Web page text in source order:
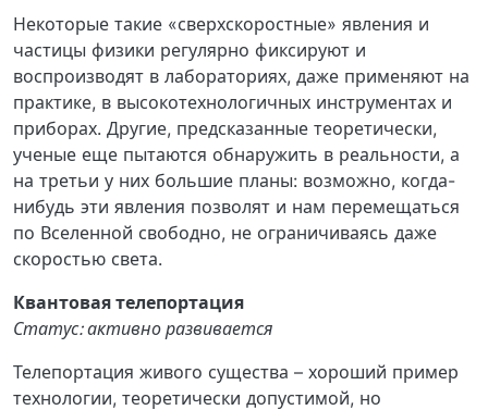
Некоторые такие «сверхскоростные» явления и
частицы физики регулярно фиксируют и
воспроизводят в лабораториях, даже применяют на
практике, в высокотехнологичных инструментах и
приборах. Другие, предсказанные теоретически,
ученые еще пытаются обнаружить в реальности, а
на третьи у них большие планы: возможно, когда-
нибудь эти явления позволят и нам перемещаться
по Вселенной свободно, не ограничиваясь даже
скоростью света.
Квантовая телепортация
Статус: активно развивается
Телепортация живого существа – хороший пример
технологии, теоретически допустимой, но